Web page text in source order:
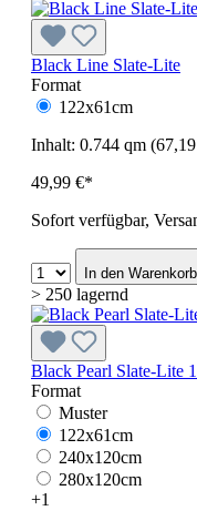
Black Line Slate-Lite
Format
122x61cm
Inhalt: 0.744 qm
49,99 €*
Sofort verfügbar,
In den Warenkorb
> 250 lagernd
Black Pearl Slate-Lite
Format
Muster
122x61cm
240x120cm
280x120cm
+1